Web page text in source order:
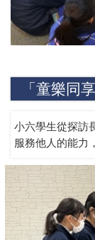
「童樂同
小六學生從探訪
服務他人的能力